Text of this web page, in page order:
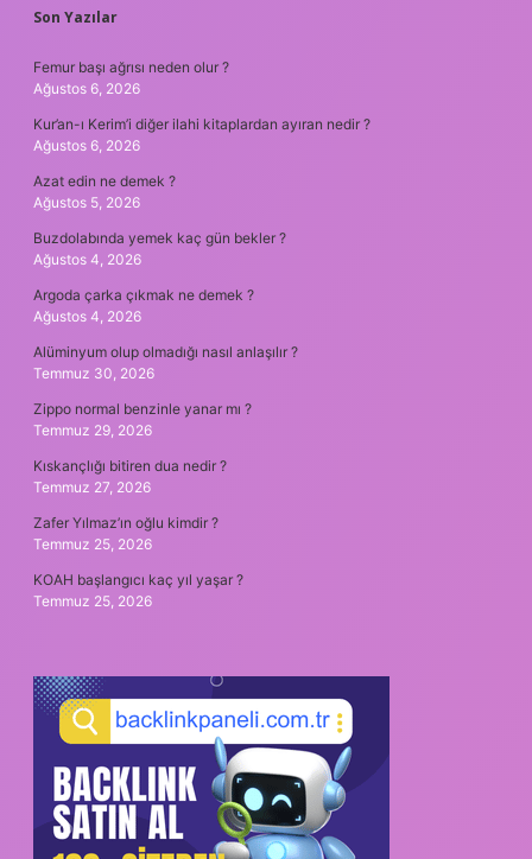
SIDEBAR
Son Yazılar
Femur başı ağrısı neden olur ?
Ağustos 6, 2026
Kur’an-ı Kerim’i diğer ilahi kitaplardan ayıran nedir ?
Ağustos 6, 2026
Azat edin ne demek ?
Ağustos 5, 2026
Buzdolabında yemek kaç gün bekler ?
Ağustos 4, 2026
Argoda çarka çıkmak ne demek ?
Ağustos 4, 2026
Alüminyum olup olmadığı nasıl anlaşılır ?
Temmuz 30, 2026
Zippo normal benzinle yanar mı ?
Temmuz 29, 2026
Kıskançlığı bitiren dua nedir ?
Temmuz 27, 2026
Zafer Yılmaz’ın oğlu kimdir ?
Temmuz 25, 2026
KOAH başlangıcı kaç yıl yaşar ?
Temmuz 25, 2026